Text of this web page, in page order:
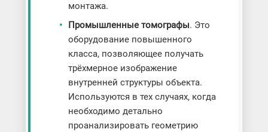
монтажа.
Промышленные томографы. Это
оборудование повышенного
класса, позволяющее получать
трёхмерное изображение
внутренней структуры объекта.
Используются в тех случаях, когда
необходимо детально
проанализировать геометрию